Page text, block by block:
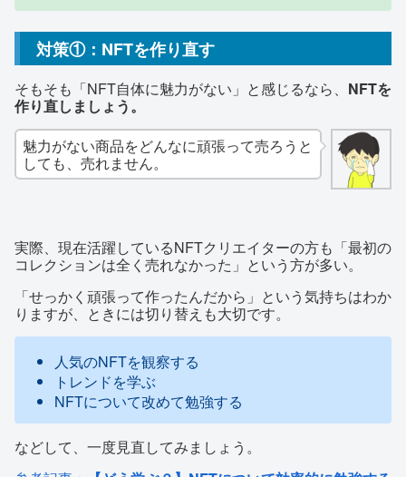
対策①：NFTを作り直す
そもそも「NFT自体に魅力がない」と感じるなら、 NFTを
作り直しましょう。
魅力がない商品をどんなに頑張って売ろうと
しても、売れません。
実際、現在活躍しているNFTクリエイターの方も「最初の
コレクションは全く売れなかった」という方が多い。
「せっかく頑張って作ったんだから」という気持ちはわか
りますが、ときには切り替えも大切です。
人気のNFTを観察する
トレンドを学ぶ
NFTについて改めて勉強する
などして、一度見直してみましょう。